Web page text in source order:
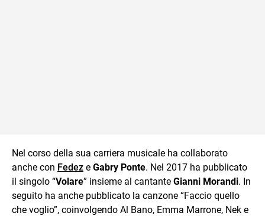
Nel corso della sua carriera musicale ha collaborato
anche con Fedez e Gabry Ponte. Nel 2017 ha pubblicato
il singolo “Volare” insieme al cantante Gianni Morandi. In
seguito ha anche pubblicato la canzone “Faccio quello
che voglio”, coinvolgendo Al Bano, Emma Marrone, Nek e